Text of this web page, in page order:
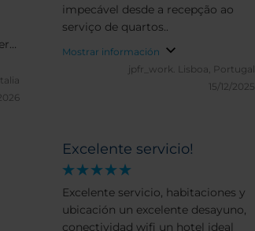
Excelente servicio!
Excelente servicio, habitaciones y
ubicación un excelente desayuno,
conectividad wifi un hotel ideal
impecável desde a recepção ao
serviço de quartos..
Mostrar información
jpfr_work. Lisboa, Portugal
15/12/2025